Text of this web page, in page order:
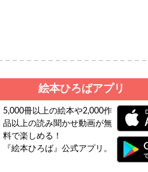
絵本ひろばアプリ
5,000冊以上の絵本や2,000作
品以上の読み聞かせ動画が無
料で楽しめる！
『絵本ひろば』公式アプリ。